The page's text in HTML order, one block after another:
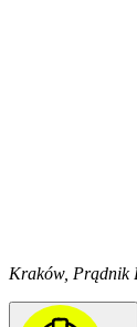
Kraków, Prądnik